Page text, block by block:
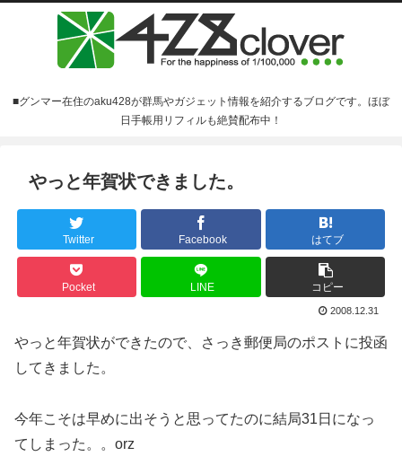
■グンマー在住のaku428が群馬やガジェット情報を紹介するブログです。ほぼ
日手帳用リフィルも絶賛配布中！
やっと年賀状できました。
Twitter Facebook はてブ
Pocket LINE コピー
2008.12.31
やっと年賀状ができたので、さっき郵便局のポストに投函
してきました。
今年こそは早めに出そうと思ってたのに結局31日になっ
てしまった。。orz